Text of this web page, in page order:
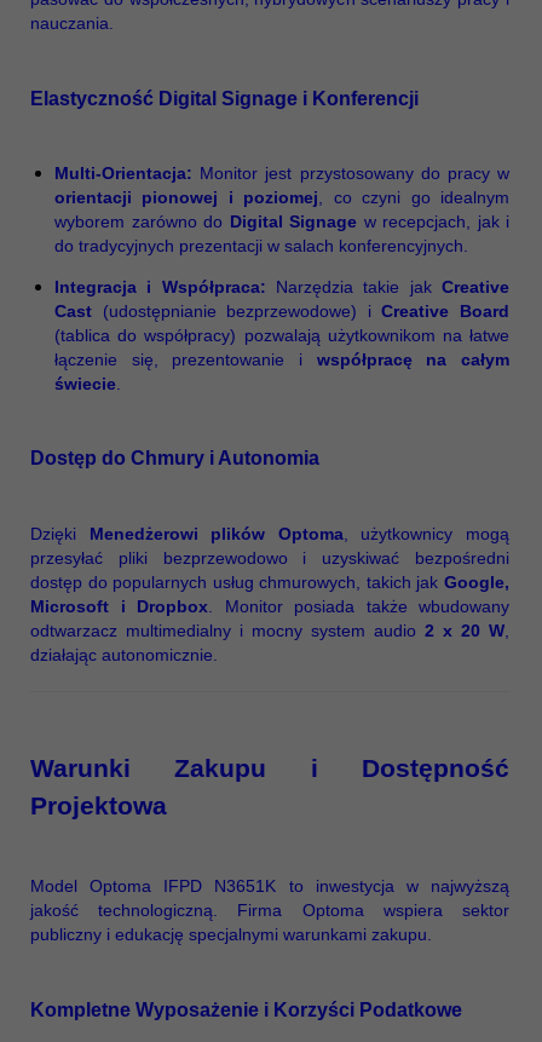
nauczania.
Elastyczność Digital Signage i Konferencji
Multi-Orientacja: Monitor jest przystosowany do pracy w
orientacji pionowej i poziomej , co czyni go idealnym
wyborem zarówno do Digital Signage w recepcjach, jak i
do tradycyjnych prezentacji w salach konferencyjnych.
Integracja i Współpraca: Narzędzia takie jakCreative
Cast (udostępnianie bezprzewodowe) iCreative Board
(tablica do współpracy) pozwalają użytkownikom na łatwe
łączenie się, prezentowanie i współpracę na całym
świecie
Dostęp do Chmury i Autonomia
Dzięki Menedżerowi plików Optoma, użytkownicy mogą
przesyłać pliki bezprzewodowo i uzyskiwać bezpośredni
dostęp do popularnych usług chmurowych, takich jak Google,
Microsoft i Dropbox . Monitor posiada także wbudowany
odtwarzacz multimedialny i mocny system audio 2 x 20 W
działając autonomicznie.
Warunki Zakupu i Dostępność
Projektowa
Model Optoma IFPD N3651K to inwestycja w najwyższą
jakość technologiczną. Firma Optoma wspiera sektor
publiczny i edukację specjalnymi warunkami zakupu.
Kompletne Wyposażenie i Korzyści Podatkowe